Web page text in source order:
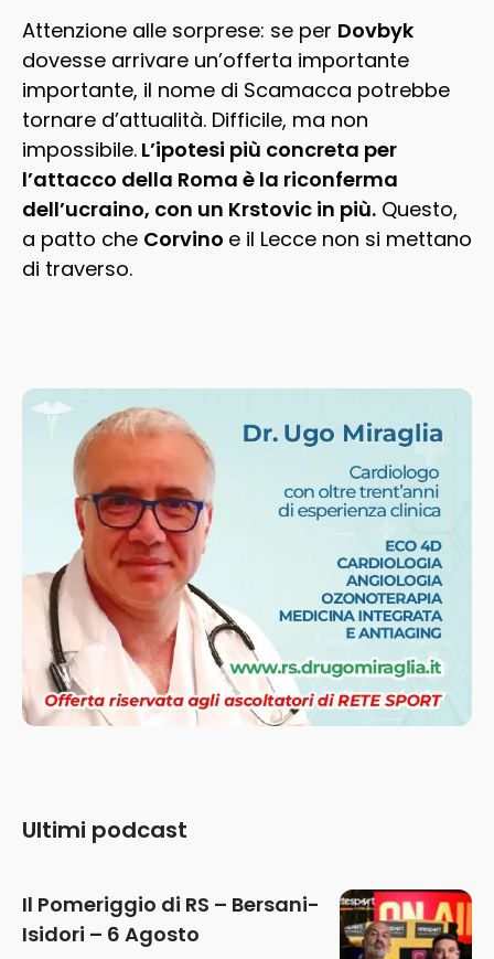
Attenzione alle sorprese: se per Dovbyk
dovesse arrivare un’offerta importante
importante, il nome di Scamacca potrebbe
tornare d’attualità. Difficile, ma non
impossibile. L’ipotesi più concreta per
l’attacco della Roma è la riconferma
dell’ucraino, con un Krstovic in più. Questo,
a patto che Corvino e il Lecce non si mettano
di traverso.
Ultimi podcast
Il Pomeriggio di RS – Bersani-
Isidori – 6 Agosto